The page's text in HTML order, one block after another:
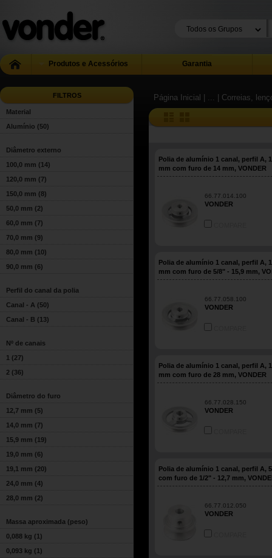
Produtos e Acessórios Garantia
FILTROS
Material
Alumínio (50)
Diâmetro externo
100,0 mm (14)
120,0 mm (7)
150,0 mm (8)
50,0 mm (2)
60,0 mm (7)
70,0 mm (9)
80,0 mm (10)
90,0 mm (6)
Perfil do canal da polia
Canal - A (50)
Canal - B (13)
Nº de canais
1 (27)
2 (36)
Diâmetro do furo
12,7 mm (5)
14,0 mm (7)
15,9 mm (19)
19,0 mm (6)
19,1 mm (20)
24,0 mm (4)
28,0 mm (2)
Massa aproximada (peso)
0,088 kg (1)
0,093 kg (1)
Página Inicial | ... | Correias,
Polia de alumínio 1 canal, perfil A,
mm com furo de 14 mm, VONDER
66.77.014.100
VONDER
Polia de alumínio 1 canal, perfil A,
mm com furo de 5/8" - 15,9 mm,
66.77.058.100
VONDER
Polia de alumínio 1 canal, perfil A,
mm com furo de 28 mm, VONDER
66.77.028.150
VONDER
Polia de alumínio 1 canal, perfil A,
com furo de 1/2" - 12,7 mm,
66.77.012.050
VONDER